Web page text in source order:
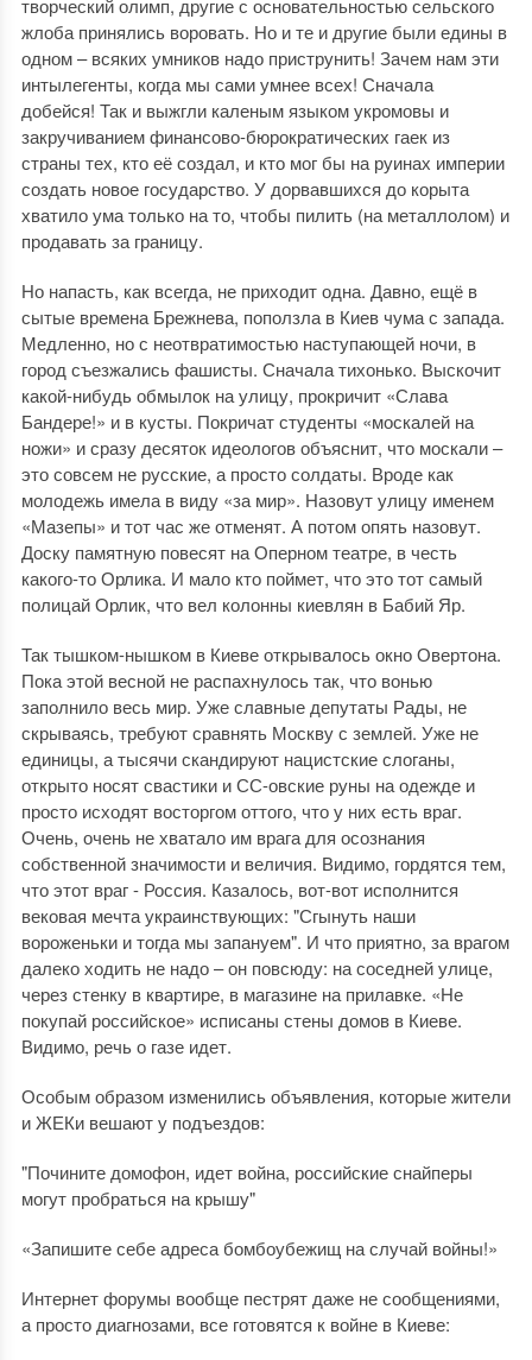
творческий олимп, другие с основательностью сельского
жлоба принялись воровать. Но и те и другие были едины в
одном – всяких умников надо приструнить! Зачем нам эти
интылегенты, когда мы сами умнее всех! Сначала
добейся! Так и выжгли каленым языком укромовы и
закручиванием финансово-бюрократических гаек из
страны тех, кто её создал, и кто мог бы на руинах империи
создать новое государство. У дорвавшихся до корыта
хватило ума только на то, чтобы пилить (на металлолом) и
продавать за границу.
Но напасть, как всегда, не приходит одна. Давно, ещё в
сытые времена Брежнева, поползла в Киев чума с запада.
Медленно, но с неотвратимостью наступающей ночи, в
город съезжались фашисты. Сначала тихонько. Выскочит
какой-нибудь обмылок на улицу, прокричит «Слава
Бандере!» и в кусты. Покричат студенты «москалей на
ножи» и сразу десяток идеологов объяснит, что москали –
это совсем не русские, а просто солдаты. Вроде как
молодежь имела в виду «за мир». Назовут улицу именем
«Мазепы» и тот час же отменят. А потом опять назовут.
Доску памятную повесят на Оперном театре, в честь
какого-то Орлика. И мало кто поймет, что это тот самый
полицай Орлик, что вел колонны киевлян в Бабий Яр.
Так тышком-нышком в Киеве открывалось окно Овертона.
Пока этой весной не распахнулось так, что вонью
заполнило весь мир. Уже славные депутаты Рады, не
скрываясь, требуют сравнять Москву с землей. Уже не
единицы, а тысячи скандируют нацистские слоганы,
открыто носят свастики и СС-овские руны на одежде и
просто исходят восторгом оттого, что у них есть враг.
Очень, очень не хватало им врага для осознания
собственной значимости и величия. Видимо, гордятся тем,
что этот враг - Россия. Казалось, вот-вот исполнится
вековая мечта украинствующих: "Сгынуть наши
вороженьки и тогда мы запануем". И что приятно, за врагом
далеко ходить не надо – он повсюду: на соседней улице,
через стенку в квартире, в магазине на прилавке. «Не
покупай российское» исписаны стены домов в Киеве.
Видимо, речь о газе идет.
Особым образом изменились объявления, которые жители
и ЖЕКи вешают у подъездов:
"Почините домофон, идет война, российские снайперы
могут пробраться на крышу"
«Запишите себе адреса бомбоубежищ на случай войны!»
Интернет форумы вообще пестрят даже не сообщениями,
а просто диагнозами, все готовятся к войне в Киеве: